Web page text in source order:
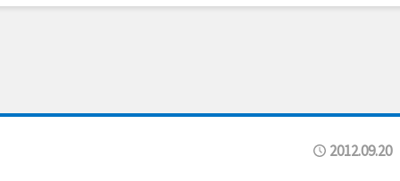
2012.09.20